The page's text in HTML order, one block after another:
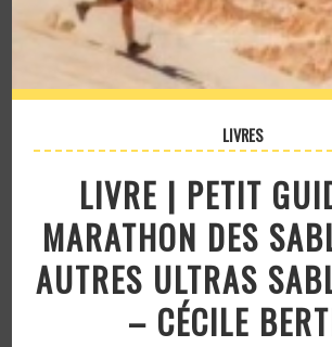
LIVRES
LIVRE | PETIT
MARATHON DES
AUTRES ULTRAS
– CÉCILE